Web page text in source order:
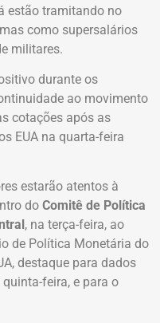
estão tramitando no
como supersalários
militares.
durante os
ao movimento
cotações após as
EUA na quarta-feira
estarão atentos à
do Comitê de Política
, na terça-feira, ao
de Política Monetária do
destaque para dados
feira, e para o